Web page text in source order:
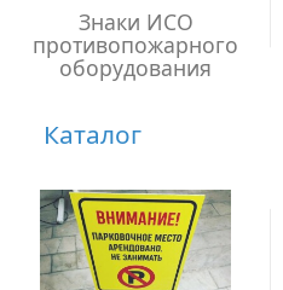
Знаки ИСО
противопожарного
оборудования
Каталог